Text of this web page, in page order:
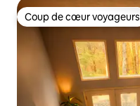
Coup de cœur voyageurs
Coup de cœur voyageurs